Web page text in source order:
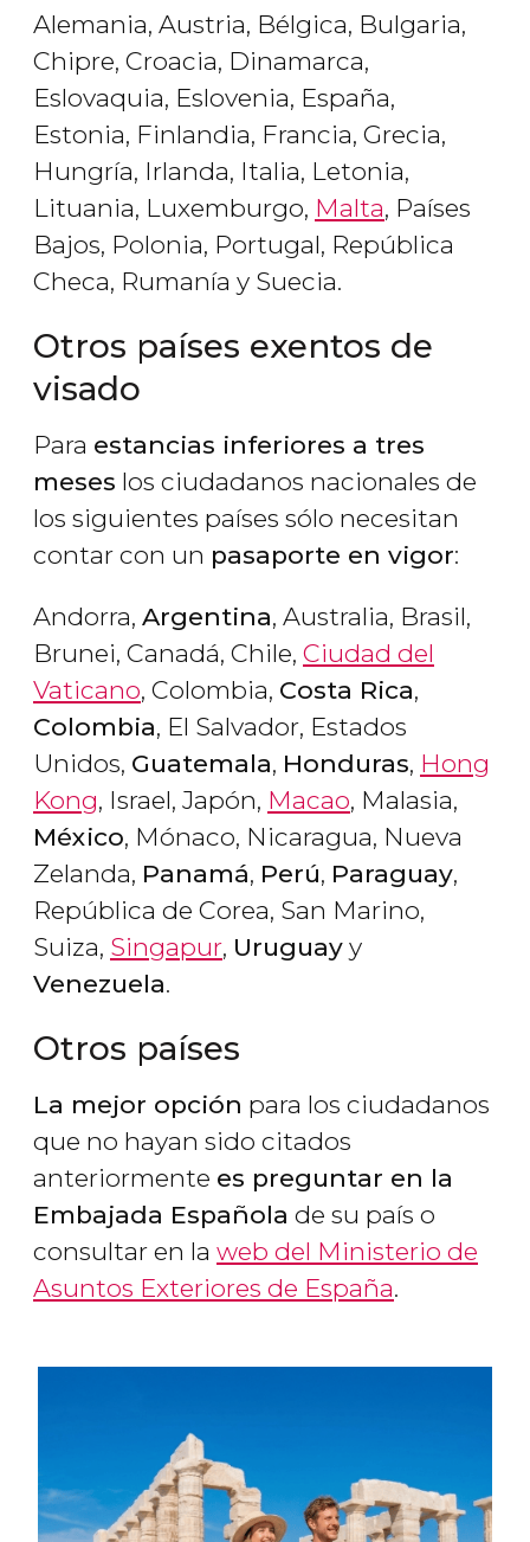
Alemania, Austria, Bélgica, Bulgaria,
Chipre, Croacia, Dinamarca,
Eslovaquia, Eslovenia, España,
Estonia, Finlandia, Francia, Grecia,
Hungría, Irlanda, Italia, Letonia,
Lituania, Luxemburgo, Malta, Países
Bajos, Polonia, Portugal, República
Checa, Rumanía y Suecia.
Otros países exentos de
visado
Para estancias inferiores a tres
meses los ciudadanos nacionales de
los siguientes países sólo necesitan
contar con un pasaporte en vigor:
Andorra, Argentina, Australia, Brasil,
Brunei, Canadá, Chile, Ciudad del
Vaticano, Colombia, Costa Rica,
Colombia, El Salvador, Estados
Unidos, Guatemala, Honduras, Hong
Kong, Israel, Japón, Macao, Malasia,
México, Mónaco, Nicaragua, Nueva
Zelanda, Panamá, Perú, Paraguay,
República de Corea, San Marino,
Suiza, Singapur, Uruguay y
Venezuela.
Otros países
La mejor opción para los ciudadanos
que no hayan sido citados
anteriormente es preguntar en la
Embajada Española de su país o
consultar en la web del Ministerio de
Asuntos Exteriores de España.